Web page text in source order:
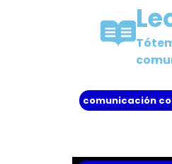
comunicación